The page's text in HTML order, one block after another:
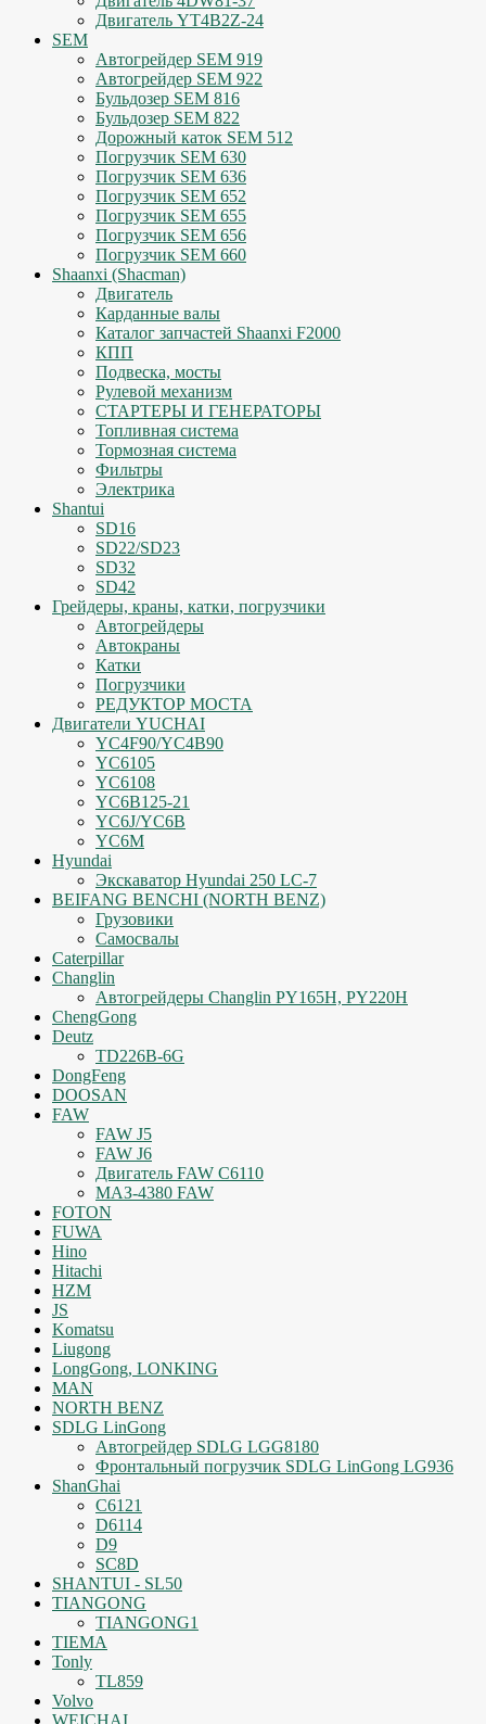
Двигатель YT4B2Z-24
SEM
Автогрейдер SEM 919
Автогрейдер SEM 922
Бульдозер SEM 816
Бульдозер SEM 822
Дорожный каток SEM 512
Погрузчик SEM 630
Погрузчик SEM 636
Погрузчик SEM 652
Погрузчик SEM 655
Погрузчик SEM 656
Погрузчик SEM 660
Shaanxi (Shacman)
Двигатель
Карданные валы
Каталог запчастей Shaanxi F2000
КПП
Подвеска, мосты
Рулевой механизм
СТАРТЕРЫ И ГЕНЕРАТОРЫ
Топливная система
Тормозная система
Фильтры
Электрика
Shantui
SD16
SD22/SD23
SD32
SD42
Грейдеры, краны, катки, погрузчики
Автогрейдеры
Автокраны
Катки
Погрузчики
РЕДУКТОР МОСТА
Двигатели YUCHAI
YC4F90/YC4B90
YC6105
YC6108
YC6B125-21
YC6J/YC6B
YC6M
Hyundai
Экскаватор Hyundai 250 LC-7
BEIFANG BENCHI (NORTH BENZ)
Грузовики
Самосвалы
Caterpillar
Changlin
Автогрейдеры Changlin PY165H, PY220H
ChengGong
Deutz
TD226B-6G
DongFeng
DOOSAN
FAW
FAW J5
FAW J6
Двигатель FAW C6110
МАЗ-4380 FAW
FOTON
FUWA
Hino
Hitachi
HZM
JS
Komatsu
Liugong
LongGong, LONKING
MAN
NORTH BENZ
SDLG LinGong
Автогрейдер SDLG LGG8180
Фронтальный погрузчик SDLG LinGong LG936
ShanGhai
C6121
D6114
D9
SC8D
SHANTUI - SL50
TIANGONG
TIANGONG1
TIEMA
Tonly
TL859
Volvo
WEICHAI